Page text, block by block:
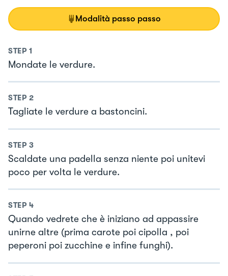
Modalità passo passo
STEP 1
Mondate le verdure.
STEP 2
Tagliate le verdure a bastoncini.
STEP 3
Scaldate una padella senza niente poi unitevi
poco per volta le verdure.
STEP 4
Quando vedrete che è iniziano ad appassire
unirne altre (prima carote poi cipolla , poi
peperoni poi zucchine e infine funghi).